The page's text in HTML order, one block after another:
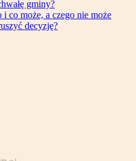
gminy?
co może, a czego nie może
decyzję?